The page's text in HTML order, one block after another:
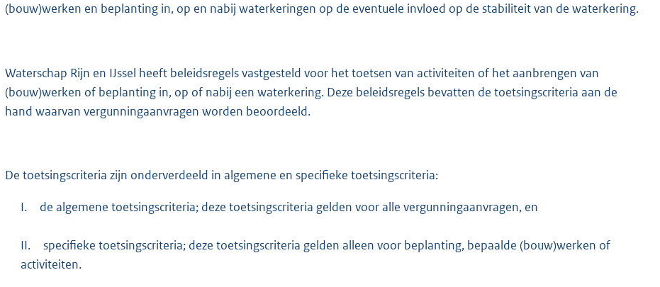
(bouw)werken en beplanting in, op en nabij waterkeringen op de eventuele invloed op de stabiliteit van de waterkering.
Waterschap Rijn en IJssel heeft beleidsregels vastgesteld voor het toetsen van activiteiten of het aanbrengen van
(bouw)werken of beplanting in, op of nabij een waterkering. Deze beleidsregels bevatten de toetsingscriteria aan de
hand waarvan vergunningaanvragen worden beoordeeld.
De toetsingscriteria zijn onderverdeeld in algemene en specifieke toetsingscriteria:
I. de algemene toetsingscriteria; deze toetsingscriteria gelden voor alle vergunningaanvragen, en
II.
specifieke toetsingscriteria; deze toetsingscriteria gelden alleen voor beplanting, bepaalde (bouw)werken of
activiteiten.